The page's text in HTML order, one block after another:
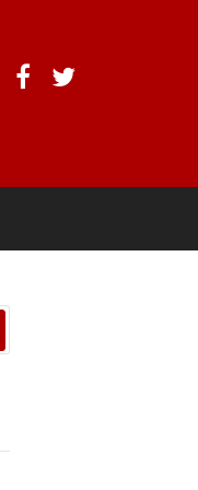
Facebook
Twitter